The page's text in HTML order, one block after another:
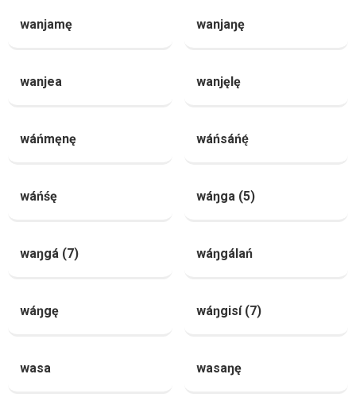
wanjamę wanjaŋę
wanjea wanjęlę
wáńmęnę wáńsáńę́
wáńśę wáŋga (5)
waŋgá (7) wáŋgálań
wáŋgę wáŋgisí (7)
wasa wasaŋę